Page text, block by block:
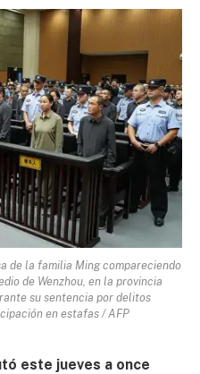
de la familia Ming compareciendo
de Wenzhou, en la provincia
su sentencia por delitos
en estafas / AFP
este jueves a once